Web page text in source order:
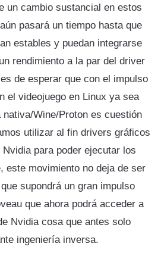
un cambio sustancial en estos
pasará un tiempo hasta que
estables y puedan integrarse
rendimiento a la par del driver
de esperar que con el impulso
el videojuego en Linux ya sea
nativa/Wine/Proton es cuestión
utilizar al fin drivers gráficos
para poder ejecutar los
este movimiento no deja de ser
supondrá un gran impulso
que ahora podrá acceder a
Nvidia cosa que antes solo
ingeniería inversa.